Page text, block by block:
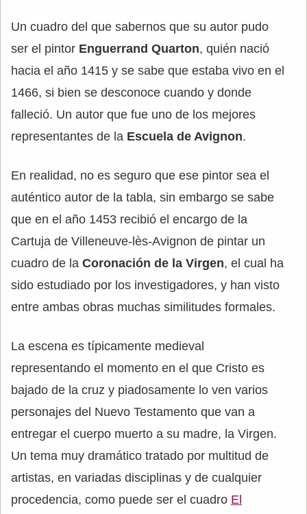
Un cuadro del que sabernos que su autor pudo
ser el pintor Enguerrand Quarton, quién nació
hacia el año 1415 y se sabe que estaba vivo en el
1466, si bien se desconoce cuando y donde
falleció. Un autor que fue uno de los mejores
representantes de la Escuela de Avignon.
En realidad, no es seguro que ese pintor sea el
auténtico autor de la tabla, sin embargo se sabe
que en el año 1453 recibió el encargo de la
Cartuja de Villeneuve-lès-Avignon de pintar un
cuadro de la Coronación de la Virgen, el cual ha
sido estudiado por los investigadores, y han visto
entre ambas obras muchas similitudes formales.
La escena es típicamente medieval
representando el momento en el que Cristo es
bajado de la cruz y piadosamente lo ven varios
personajes del Nuevo Testamento que van a
entregar el cuerpo muerto a su madre, la Virgen.
Un tema muy dramático tratado por multitud de
artistas, en variadas disciplinas y de cualquier
procedencia, como puede ser el cuadro El